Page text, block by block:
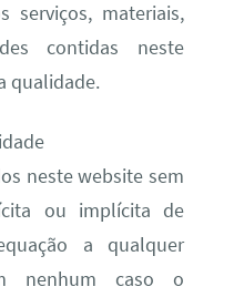
serviços, materiais,
contidas neste
qualidade.
neste website sem
ou implícita de
a qualquer
nenhum caso o